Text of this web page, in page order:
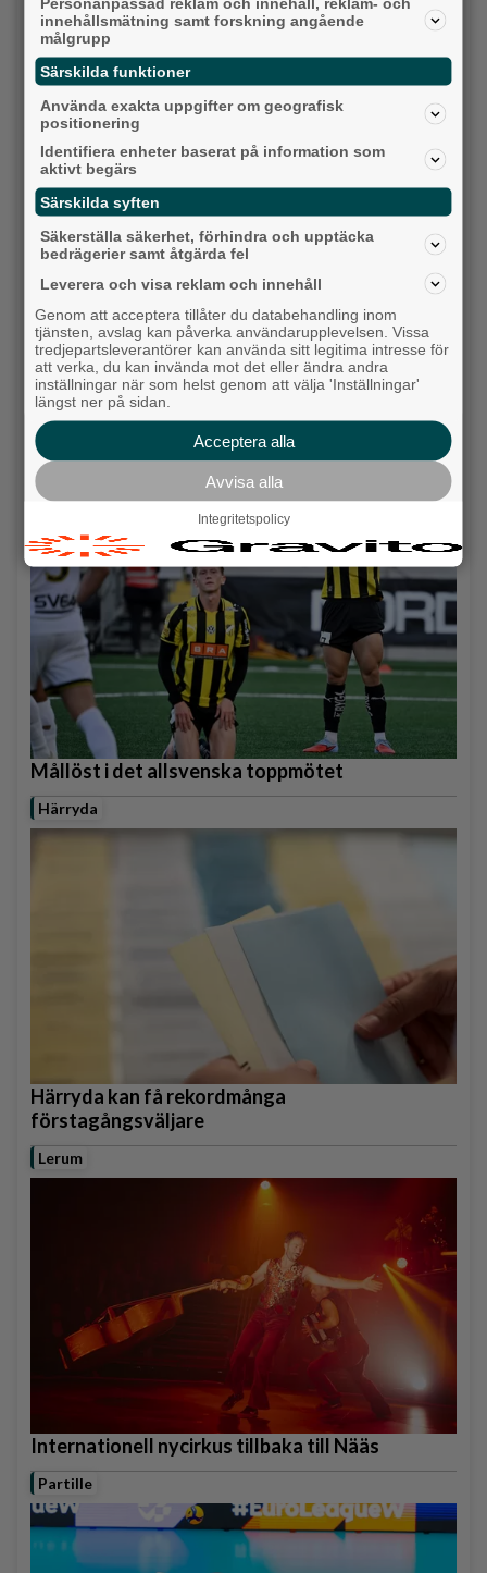
Internationell nycirkus tillbaka till Nääs
Backa/Kärra
Karnevalstämning på Backadagen
Bjöds på trummor, såpbubblor och grillade räkor
Mållöst i det allsvenska toppmötet
Härryda
Härryda kan få rekordmånga
förstagångsväljare
Lerum
Internationell nycirkus tillbaka till Nääs
Partille
innehållsmätning samt forskning angående
målgrupp
Särskilda funktioner
Använda exakta uppgifter om geografisk
positionering
Identifiera enheter baserat på information som
aktivt begärs
Särskilda syften
Säkerställa säkerhet, förhindra och upptäcka
bedrägerier samt åtgärda fel
Leverera och visa reklam och innehåll
Genom att acceptera tillåter du databehandling inom
tjänsten, avslag kan påverka användarupplevelsen. Vissa
tredjepartsleverantörer kan använda sitt legitima intresse för
att verka, du kan invända mot det eller ändra andra
inställningar när som helst genom att välja 'Inställningar'
längst ner på sidan.
Acceptera alla
Avvisa alla
Integritetspolicy